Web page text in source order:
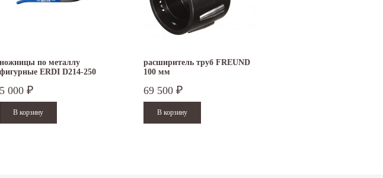
ножницы по металлу
фигурные ERDI D214-250
5 000 ₽
расширитель труб FREUND
100 мм
69 500 ₽